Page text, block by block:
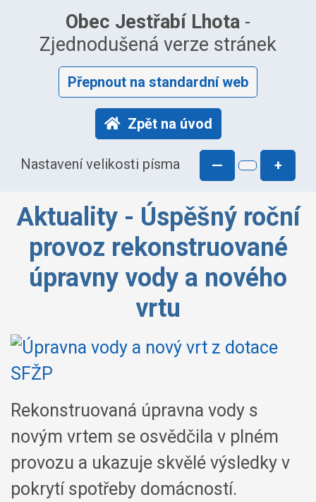
Obec Jestřabí Lhota -
Zjednodušená verze stránek
Přepnout na standardní web
Zpět na úvod
Nastavení velikosti písma — +
Aktuality - Úspěšný roční
provoz rekonstruované
úpravny vody a nového
vrtu
Rekonstruovaná úpravna vody s
novým vrtem se osvědčila v plném
provozu a ukazuje skvělé výsledky v
pokrytí spotřeby domácností.